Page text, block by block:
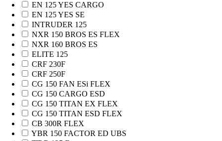
EN 125 YES CARGO
EN 125 YES SE
INTRUDER 125
NXR 150 BROS ES FLEX
NXR 160 BROS ES
ELITE 125
CRF 230F
CRF 250F
CG 150 FAN ESi FLEX
CG 150 CARGO ESD
CG 150 TITAN EX FLEX
CG 150 TITAN ESD FLEX
CB 300R FLEX
YBR 150 FACTOR ED UBS